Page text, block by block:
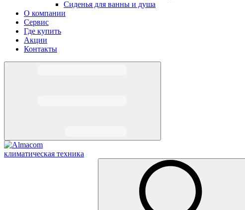
Сиденья для ванны и душа
О компании
Сервис
Где купить
Акции
Контакты
климатическая техника